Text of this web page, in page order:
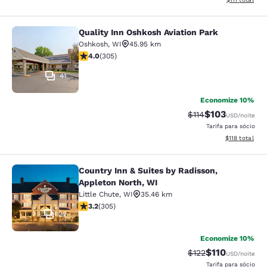
Quality Inn Oshkosh Aviation Park
41
Quality Inn Oshkosh Aviation Park
Oshkosh, WI
45.95 km
classificação 4.01 estrelas. Muito bom. 305 avaliações
4.0(305)
Economize 10%
Tarifa anterior
$114Tarifa com
$103USD/noite
Tarifa para sócio
Exibir
$118 total
Country Inn & Suites by Radisson,
22
Country Inn & Suites by Radisson,
Appleton North, WI
Little Chute, WI
35.46 km
classificação 3.24 estrelas. Bom. 305 avaliações
3.2(305)
Economize 10%
Tarifa anterior
$122Tarifa com
$110USD/noite
Tarifa para sócio